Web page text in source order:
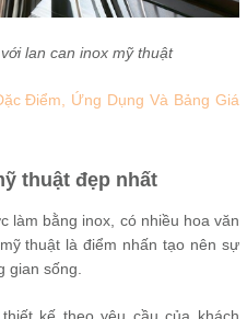
lan can inox mỹ thuật
Điểm, Ứng Dụng Và Bảng Giá
thuật đẹp nhất
làm bằng inox, có nhiều hoa văn
thuật là điểm nhấn tạo nên sự
gian sống.